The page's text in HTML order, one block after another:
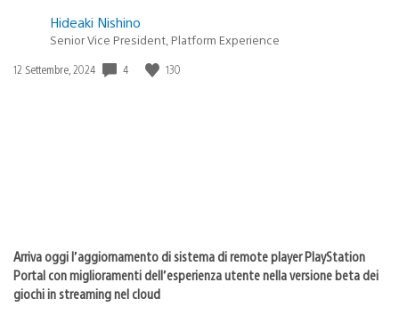
Hideaki Nishino
Senior Vice President, Platform Experience
Data
12 Settembre, 2024 4 130
Arriva oggi l’aggiornamento di sistema di remote player PlayStation
Portal con miglioramenti dell’esperienza utente nella versione beta dei
giochi in streaming nel cloud